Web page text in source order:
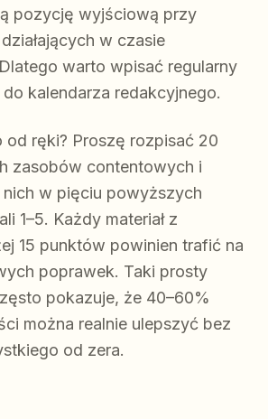
pozycję wyjściową przy
w czasie
warto wpisać regularny
kalendarza redakcyjnego.
ręki? Proszę rozpisać 20
zasobów contentowych i
w pięciu powyższych
1–5. Każdy materiał z
15 punktów powinien trafić na
poprawek. Taki prosty
pokazuje, że 40–60%
można realnie ulepszyć bez
od zera.